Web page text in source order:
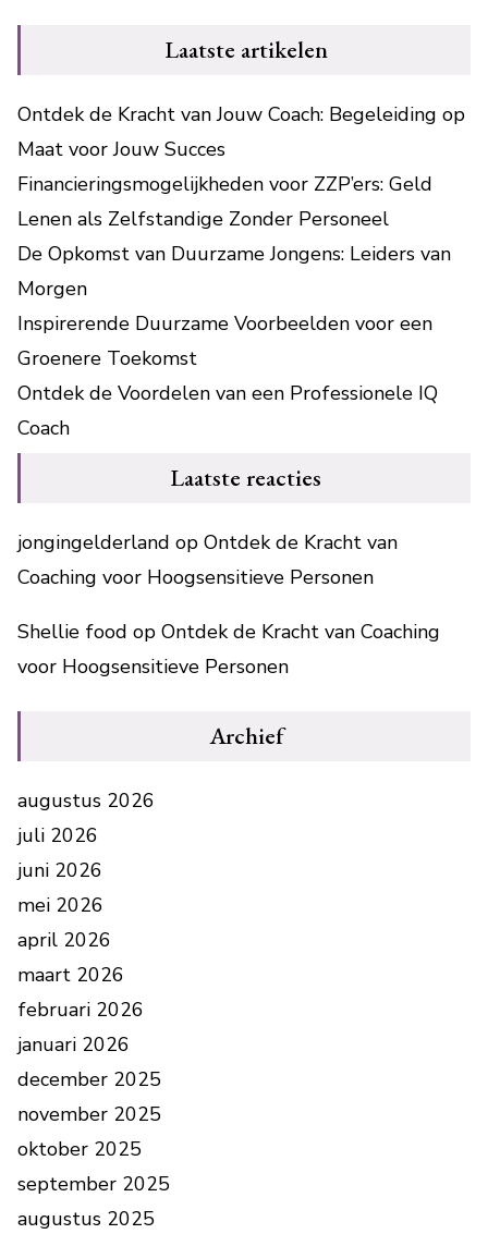
Laatste artikelen
Ontdek de Kracht van Jouw Coach: Begeleiding op
Maat voor Jouw Succes
Financieringsmogelijkheden voor ZZP’ers: Geld
Lenen als Zelfstandige Zonder Personeel
De Opkomst van Duurzame Jongens: Leiders van
Morgen
Inspirerende Duurzame Voorbeelden voor een
Groenere Toekomst
Ontdek de Voordelen van een Professionele IQ
Coach
Laatste reacties
jongingelderland op Ontdek de Kracht van
Coaching voor Hoogsensitieve Personen
Shellie food op Ontdek de Kracht van Coaching
voor Hoogsensitieve Personen
Archief
augustus 2026
juli 2026
juni 2026
mei 2026
april 2026
maart 2026
februari 2026
januari 2026
december 2025
november 2025
oktober 2025
september 2025
augustus 2025